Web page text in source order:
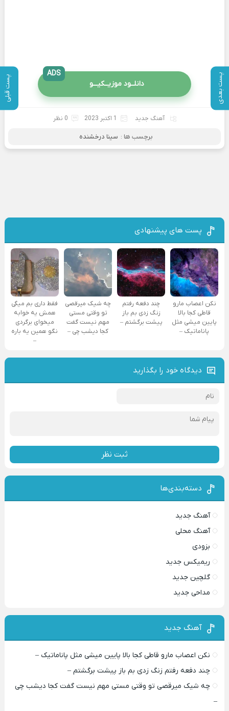
پست بعدی پست قبلی دانلــود موزیــکیـــو
ADS
آهنگ جدید 1 اکتبر 2023 0 نظر
برچسب ها : سینا درخشنده
پست های پیشنهادی
نکن اعصاب مارو
قاطی کجا بالا
پایین میشی مثل
پاناماتیک –
چند دفعه رفتم
زنگ زدی بم باز
پیشت برگشتم –
چه شیک میرقصی
تو وقتی مستی
مهم نیست گفت
کجا دیشب چی –
فقط داری بم میگی
همش یه خوابه
میخوای برگردی
نگو همین یه باره
–
دیدگاه خود را بگذارید
ثبت نظر
دسته‌بندی‌ها
آهنگ جدید
آهنگ محلی
بزودی
ریمیکس جدید
گلچین جدید
مداحی جدید
آهنگ جدید
نکن اعصاب مارو قاطی کجا بالا پایین میشی مثل پاناماتیک –
چند دفعه رفتم زنگ زدی بم باز پیشت برگشتم –
چه شیک میرقصی تو وقتی مستی مهم نیست گفت کجا دیشب چی
–